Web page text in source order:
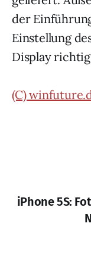
der
Einstellung
Display
(C)
iPhone 5S: